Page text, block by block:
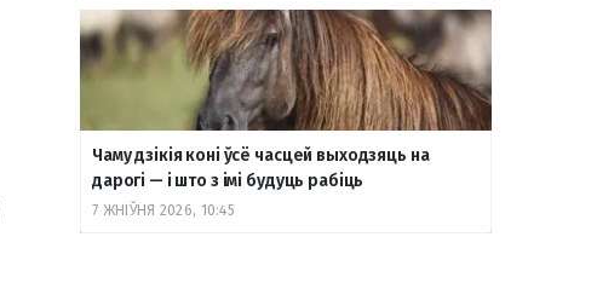
Чаму дзікія коні ўсё часцей выходзяць на
дарогі — і што з імі будуць рабіць
7 ЖНІЎНЯ 2026, 10:45